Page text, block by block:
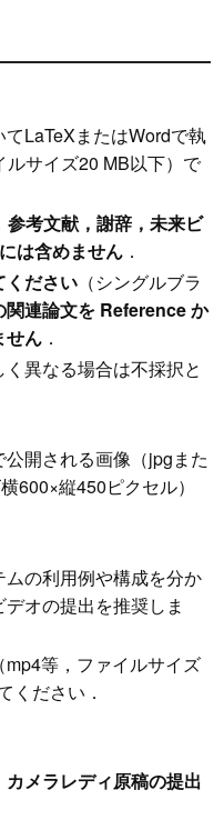
てLaTeXまたはWordで執
サイズ20 MB以下）で
参考文献，謝辞，未来ビ
は含めません ．
ください （シングルブラ
関連論文を Reference か
せん ．
異なる場合は不採択と
開される画像（jpgまた
600×縦450ピクセル）
の利用例や構成を分か
オの提出を推奨しま
等，ファイルサイズ
ください．
カメラレディ原稿の提出